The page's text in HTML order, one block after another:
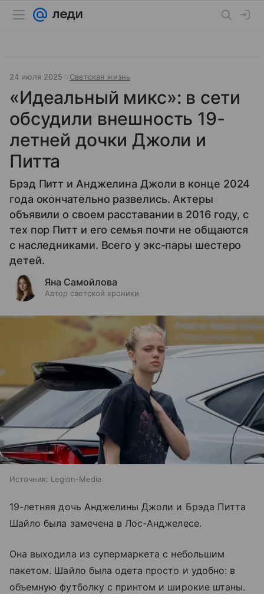
24 июля 2025 Светская жизнь
«Идеальный микс»: в сети
обсудили внешность 19-
летней дочки Джоли и
Питта
Брэд Питт и Анджелина Джоли в конце 2024
года окончательно развелись. Актеры
объявили о своем расставании в 2016 году, с
тех пор Питт и его семья почти не общаются
с наследниками. Всего у экс-пары шестеро
детей.
Яна Самойлова
Автор светской хроники
Источник: Legion-Media
19-летняя дочь Анджелины Джоли и Брэда Питта
Шайло была замечена в Лос-Анджелесе.
Она выходила из супермаркета с небольшим
пакетом. Шайло была одета просто и удобно: в
объемную футболку с принтом и широкие штаны.